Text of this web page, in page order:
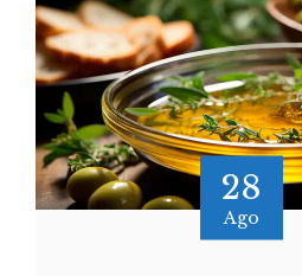
28
Ago